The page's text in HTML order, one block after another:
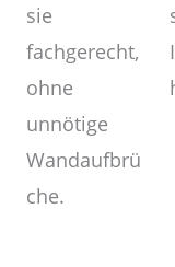
sie
fachgerecht,
ohne
unnötige
Wandaufbrü
che.